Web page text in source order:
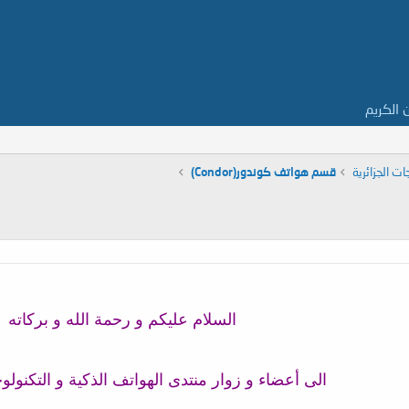
الكريم
الجزائرية قسم هواتف كوندور(Condor)
السلام عليكم و رحمة الله و بركاته
الى أعضاء و زوار منتدى الهواتف الذكية و